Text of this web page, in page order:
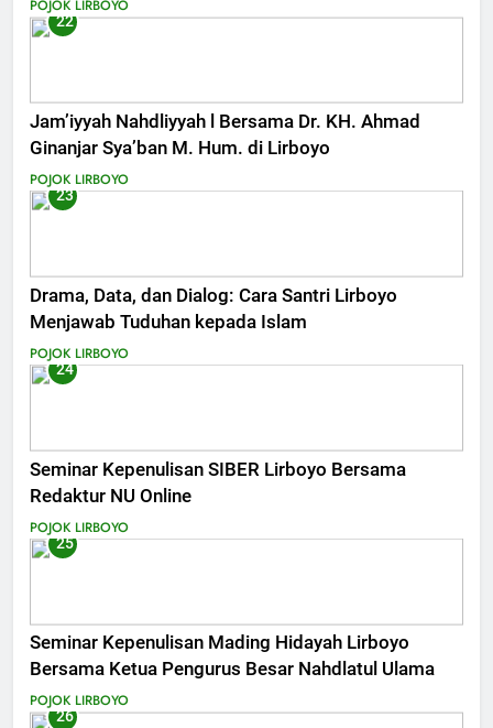
POJOK LIRBOYO
22
Jam’iyyah Nahdliyyah l Bersama Dr. KH. Ahmad
Ginanjar Sya’ban M. Hum. di Lirboyo
POJOK LIRBOYO
23
Drama, Data, dan Dialog: Cara Santri Lirboyo
Menjawab Tuduhan kepada Islam
POJOK LIRBOYO
24
Seminar Kepenulisan SIBER Lirboyo Bersama
Redaktur NU Online
POJOK LIRBOYO
25
Seminar Kepenulisan Mading Hidayah Lirboyo
Bersama Ketua Pengurus Besar Nahdlatul Ulama
POJOK LIRBOYO
26